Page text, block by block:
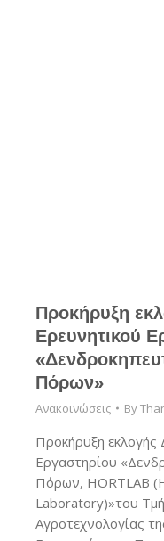
Προκήρυξη
Ερευνητικού
Πόρων»
Ανακοινώσεις By
Προκήρυξη εκλογής
Εργαστηρίου
Πόρων, HORTLAB
Laboratory)»του
Αγροτεχνολογίας